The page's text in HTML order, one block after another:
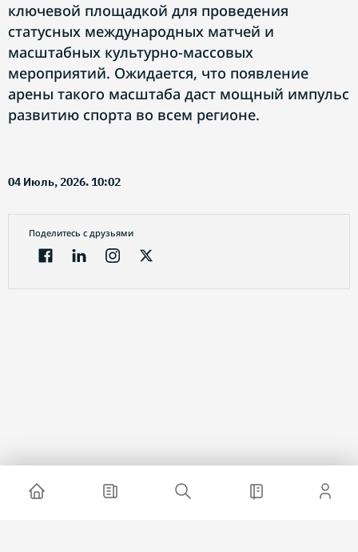
ключевой площадкой для проведения
статусных международных матчей и
масштабных культурно-массовых
мероприятий. Ожидается, что появление
арены такого масштаба даст мощный импульс
развитию спорта во всем регионе.
04 Июль, 2026. 10:02
Поделитесь с друзьями